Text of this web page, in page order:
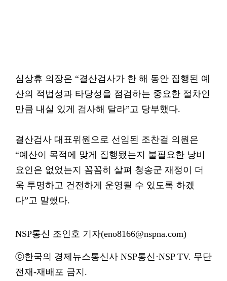
심상휴 의장은 “결산검사가 한 해 동안 집행된 예
산의 적법성과 타당성을 점검하는 중요한 절차인
만큼 내실 있게 검사해 달라”고 당부했다.
결산검사 대표위원으로 선임된 조찬걸 의원은
“예산이 목적에 맞게 집행됐는지 불필요한 낭비
요인은 없었는지 꼼꼼히 살펴 청송군 재정이 더
욱 투명하고 건전하게 운영될 수 있도록 하겠
다”고 말했다.
NSP통신 조인호 기자(eno8166@nspna.com)
ⓒ한국의 경제뉴스통신사 NSP통신·NSP TV. 무단
전재-재배포 금지.